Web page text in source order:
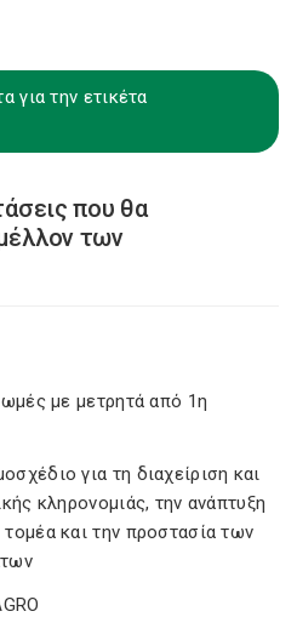
για την ετικέτα
που θα
των
με μετρητά από 1η
για τη διαχείριση και
κληρονομιάς, την ανάπτυξη
και την προστασία των